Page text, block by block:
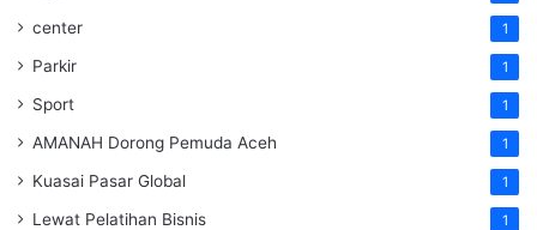
center 1
Parkir 1
Sport 1
AMANAH Dorong Pemuda Aceh 1
Kuasai Pasar Global 1
Lewat Pelatihan Bisnis 1